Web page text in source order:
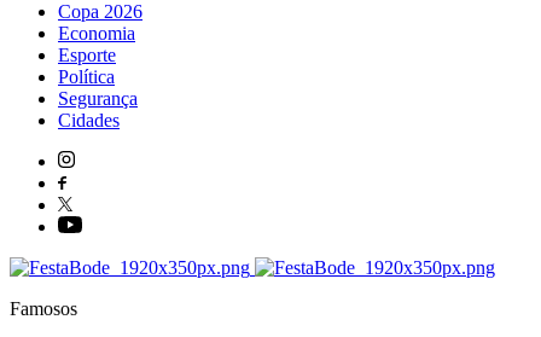
Copa 2026
Economia
Esporte
Política
Segurança
Cidades
Famosos